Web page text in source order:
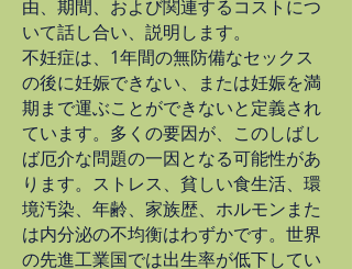
由、期間、および関連するコストにつ
いて話し合い、説明します。
不妊症は、1年間の無防備なセックス
の後に妊娠できない、または妊娠を満
期まで運ぶことができないと定義され
ています。多くの要因が、このしばし
ば厄介な問題の一因となる可能性があ
ります。ストレス、貧しい食生活、環
境汚染、年齢、家族歴、ホルモンまた
は内分泌の不均衡はわずかです。世界
の先進工業国では出生率が低下してい